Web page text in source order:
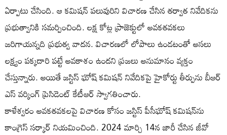
ఏర్పాటు చేసింది. ఆ కమిషన్ పలువురిని విచారణ చేసిన తర్వాత నివేదికను
ప్రభుత్వానికి సమర్పించింది. లక్ష కోట్ల ప్రాజెక్టులో అవకతవకలు
జరిగాయన్నది ప్రభుత్వ వాదన. విచారణలో లోపాలు ఉండటంతో అసలు
లక్ష్యం పక్కదారి పట్టే అవకాశం ఉందని ప్రజలు అనుమానం వ్యక్తం
చేస్తున్నారు. అయితే జస్టిస్ ఘోష్‌ కమిషన్ నివేదికపై హైకోర్టు తీర్పును బీఆర్​
ఎస్ వర్కింగ్ ప్రెసిడెంట్ కేటీఆర్ స్వాగతించారు.
కాళేశ్వరం అవకతవకలపై విచారణ కోసం జస్టిస్‌ పీసీఘోష్‌ కమిషన్‌ను
కాంగ్రెస్‌ సర్కార్‌ నియమించింది. 2024 మార్చి 14న జారీ చేసిన జీవో